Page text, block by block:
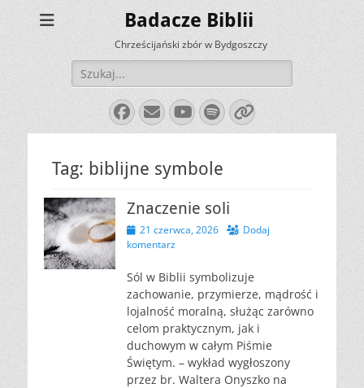
Badacze Biblii
Chrześcijański zbór w Bydgoszczy
Szukaj:
Facebook
E-
mail
YouTube
Spotify
Link
Tag: biblijne symbole
Znaczenie soli
Opublikowano
21 czerwca, 2026
Dodaj
komentarz
Sól w Biblii symbolizuje
zachowanie, przymierze, mądrość i
lojalność moralną, służąc zarówno
celom praktycznym, jak i
duchowym w całym Piśmie
Świętym. – wykład wygłoszony
przez br. Waltera Onyszko na